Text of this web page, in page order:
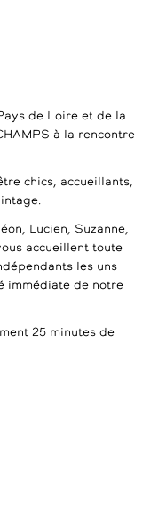
de Loire et de la
à la rencontre
chics, accueillants,
Lucien, Suzanne,
accueillent toute
les uns
immédiate de notre
25 minutes de